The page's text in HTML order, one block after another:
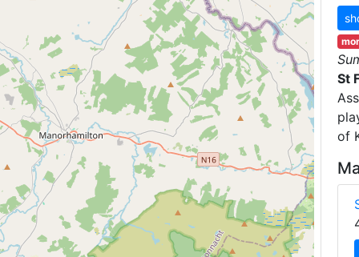
St
of